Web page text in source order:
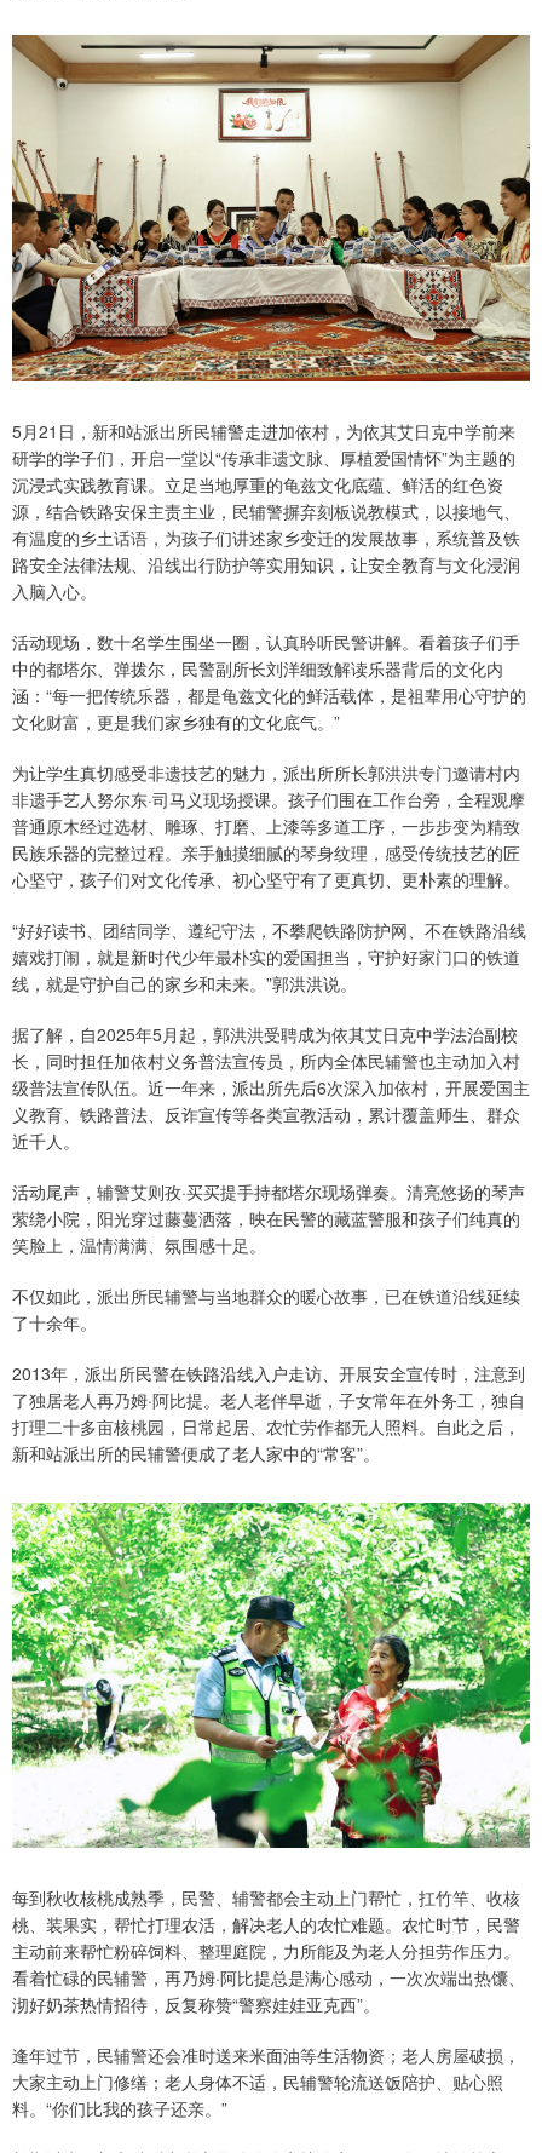
5月21日，新和站派出所民辅警走进加依村，为依其艾日克中学前来
研学的学子们，开启一堂以“传承非遗文脉、厚植爱国情怀”为主题的
沉浸式实践教育课。立足当地厚重的龟兹文化底蕴、鲜活的红色资
源，结合铁路安保主责主业，民辅警摒弃刻板说教模式，以接地气、
有温度的乡土话语，为孩子们讲述家乡变迁的发展故事，系统普及铁
路安全法律法规、沿线出行防护等实用知识，让安全教育与文化浸润
入脑入心。
活动现场，数十名学生围坐一圈，认真聆听民警讲解。看着孩子们手
中的都塔尔、弹拨尔，民警副所长刘洋细致解读乐器背后的文化内
涵：“每一把传统乐器，都是龟兹文化的鲜活载体，是祖辈用心守护的
文化财富，更是我们家乡独有的文化底气。”
为让学生真切感受非遗技艺的魅力，派出所所长郭洪洪专门邀请村内
非遗手艺人努尔东·司马义现场授课。孩子们围在工作台旁，全程观摩
普通原木经过选材、雕琢、打磨、上漆等多道工序，一步步变为精致
民族乐器的完整过程。亲手触摸细腻的琴身纹理，感受传统技艺的匠
心坚守，孩子们对文化传承、初心坚守有了更真切、更朴素的理解。
“好好读书、团结同学、遵纪守法，不攀爬铁路防护网、不在铁路沿线
嬉戏打闹，就是新时代少年最朴实的爱国担当，守护好家门口的铁道
线，就是守护自己的家乡和未来。”郭洪洪说。
据了解，自2025年5月起，郭洪洪受聘成为依其艾日克中学法治副校
长，同时担任加依村义务普法宣传员，所内全体民辅警也主动加入村
级普法宣传队伍。近一年来，派出所先后6次深入加依村，开展爱国主
义教育、铁路普法、反诈宣传等各类宣教活动，累计覆盖师生、群众
近千人。
活动尾声，辅警艾则孜·买买提手持都塔尔现场弹奏。清亮悠扬的琴声
萦绕小院，阳光穿过藤蔓洒落，映在民警的藏蓝警服和孩子们纯真的
笑脸上，温情满满、氛围感十足。
不仅如此，派出所民辅警与当地群众的暖心故事，已在铁道沿线延续
了十余年。
2013年，派出所民警在铁路沿线入户走访、开展安全宣传时，注意到
了独居老人再乃姆·阿比提。老人老伴早逝，子女常年在外务工，独自
打理二十多亩核桃园，日常起居、农忙劳作都无人照料。自此之后，
新和站派出所的民辅警便成了老人家中的“常客”。
每到秋收核桃成熟季，民警、辅警都会主动上门帮忙，扛竹竿、收核
桃、装果实，帮忙打理农活，解决老人的农忙难题。农忙时节，民警
主动前来帮忙粉碎饲料、整理庭院，力所能及为老人分担劳作压力。
看着忙碌的民辅警，再乃姆·阿比提总是满心感动，一次次端出热馕、
沏好奶茶热情招待，反复称赞“警察娃娃亚克西”。
逢年过节，民辅警还会准时送来米面油等生活物资；老人房屋破损，
大家主动上门修缮；老人身体不适，民辅警轮流送饭陪护、贴心照
料。“你们比我的孩子还亲。”